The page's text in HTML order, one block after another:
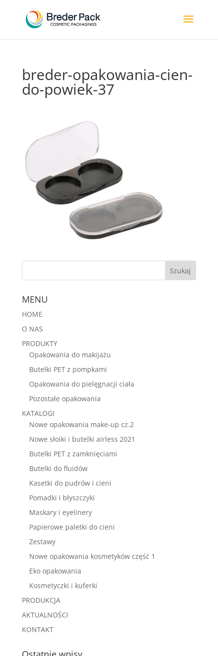
breder-opakowania-cien-
do-powiek-37
MENU
HOME
O NAS
PRODUKTY
Opakowania do makijażu
Butelki PET z pompkami
Opakowania do pielęgnacji ciała
Pozostałe opakowania
KATALOGI
Nowe opakowania make-up cz.2
Nowe słoiki i butelki airless 2021
Butelki PET z zamknięciami
Butelki do fluidów
Kasetki do pudrów i cieni
Pomadki i błyszczyki
Maskary i eyelinery
Papierowe paletki do cieni
Zestawy
Nowe opakowania kosmetyków część 1
Eko opakowania
Kosmetyczki i kuferki
PRODUKCJA
AKTUALNOŚCI
KONTAKT